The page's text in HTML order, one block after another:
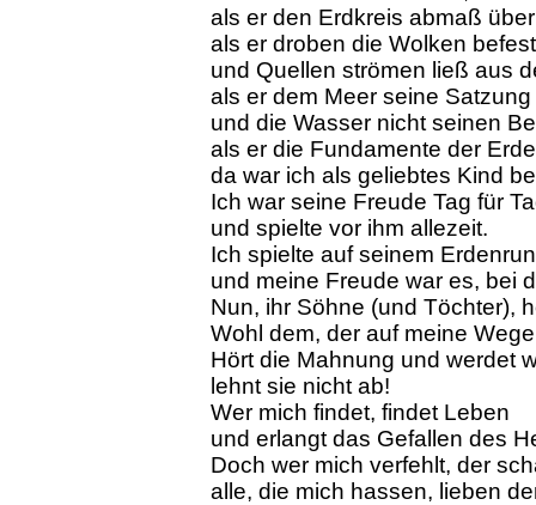
als er den Erdkreis abmaß
als er droben die Wolken
und Quellen strömen ließ aus
als er dem Meer seine
und die Wasser nicht seinen
als er die Fundamente der
da war ich als geliebtes Kind
Ich war seine Freude Tag für
und spielte vor ihm allezeit.
Ich spielte auf seinem
und meine Freude war es, bei
Nun, ihr Söhne (und Töchter),
Wohl dem, der auf meine
Hört die Mahnung und werdet
lehnt sie nicht ab!
Wer mich findet, findet Leben
und erlangt das Gefallen des
Doch wer mich verfehlt, der
alle, die mich hassen, lieben